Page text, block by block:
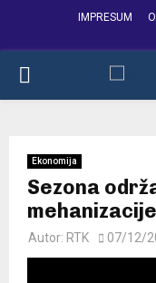
IMPRESUM
PRIMARY
Ekonomija
Sezona
Autor: RTK 07/12/